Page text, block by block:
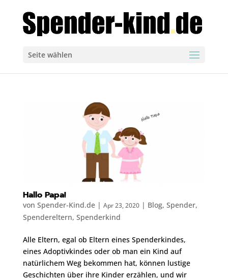
Seite wählen
Hallo Papa!
von Spender-Kind.de| Apr 23, 2020| Blog, Spender,
Spendereltern, Spenderkind
Alle Eltern, egal ob Eltern eines Spenderkindes,
eines Adoptivkindes oder ob man ein Kind auf
natürlichem Weg bekommen hat, können lustige
Geschichten über ihre Kinder erzählen, und wir